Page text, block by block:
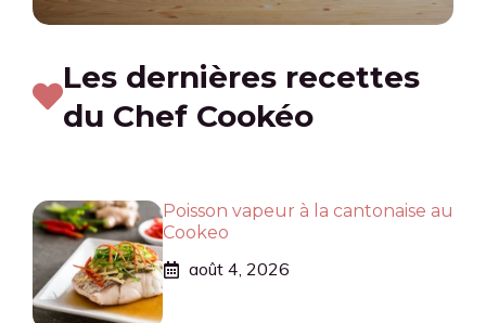
Les dernières recettes
du Chef Cookéo
Poisson vapeur à la cantonaise au
Cookeo
août 4, 2026